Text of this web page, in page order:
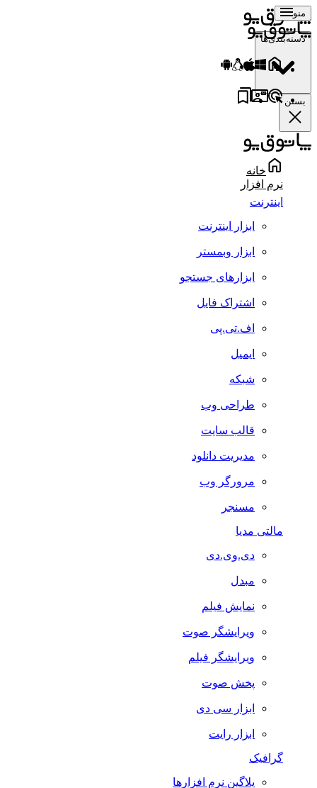
منو
دسته‌بندی‌ها
بستن
خانه
نرم افزار
اینترنت
ابزار اینترنت
ابزار وبمستر
ابزارهای جستجو
اشتراک فایل
اف.تی.پی
ایمیل
شبکه
طراحی وب
قالب سایت
مدیریت دانلود
مرورگر وب
مسنجر
مالتی مدیا
دی.وی.دی
مبدل
نمایش فیلم
ویرایشگر صوت
ویرایشگر فیلم
پخش صوت
ابزار سی دی
ابزار رایت
گرافیک
پلاگین نرم افزارها